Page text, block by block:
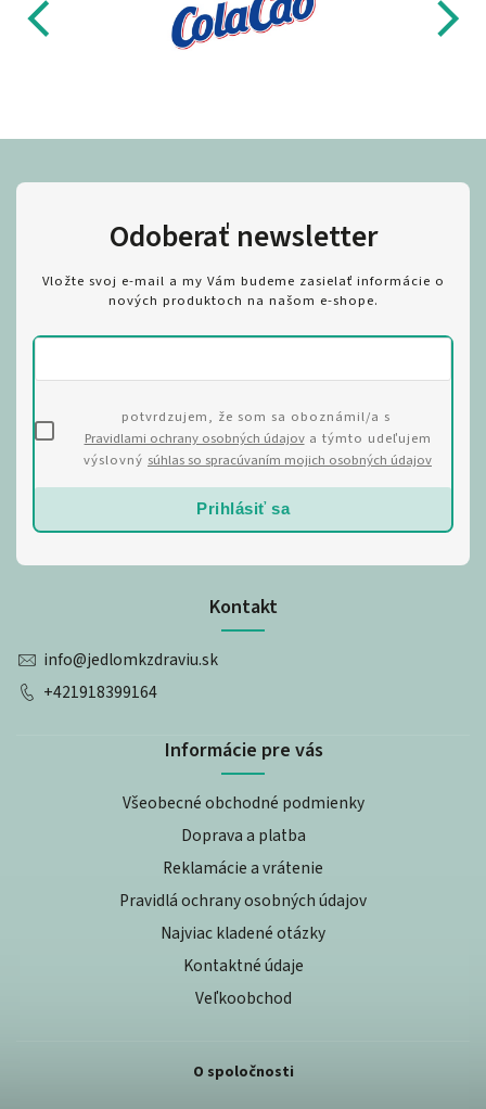
Kontakt
info@jedlomkzdraviu.sk
+421918399164
Informácie pre vás
Všeobecné obchodné podmienky
Doprava a platba
Reklamácie a vrátenie
Pravidlá ochrany osobných údajov
Najviac kladené otázky
Kontaktné údaje
Veľkoobchod
O spoločnosti
Odoberať newsletter
Vložte svoj e-mail a my Vám budeme zasielať informácie o
nových produktoch na našom e-shope.
potvrdzujem, že som sa oboznámil/a s
Pravidlami ochrany osobných údajova týmto udeľujem
výslovný súhlas so spracúvaním mojich osobných údajov
Prihlásiť sa